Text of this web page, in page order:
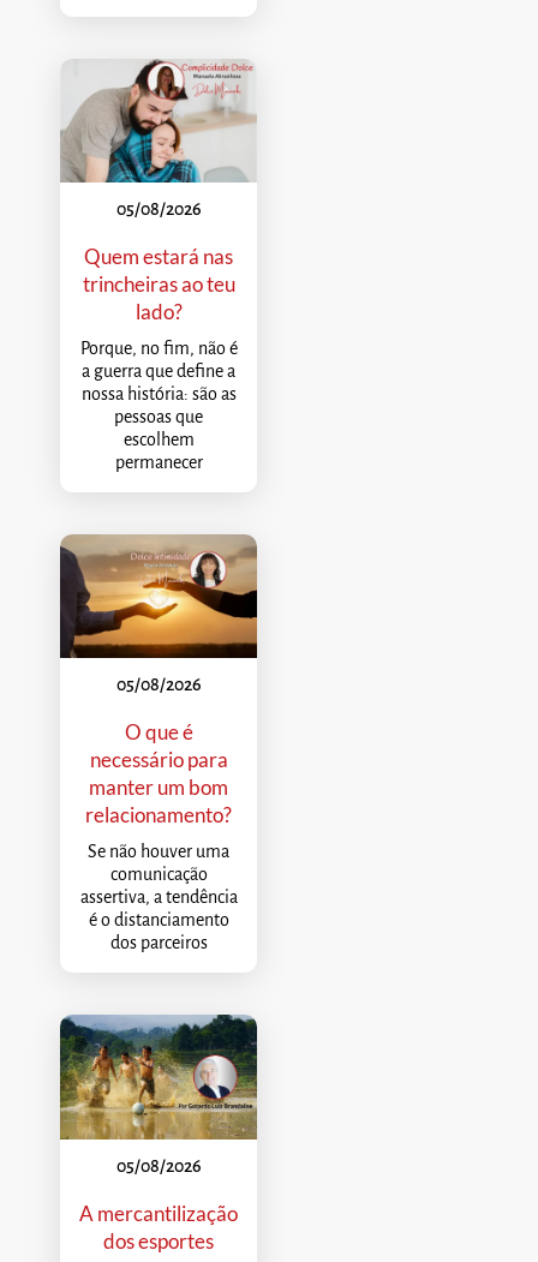
05/08/2026
Quem estará nas
trincheiras ao teu
lado?
Porque, no fim, não é
a guerra que define a
nossa história: são as
pessoas que
escolhem
permanecer
05/08/2026
O que é
necessário para
manter um bom
relacionamento?
Se não houver uma
comunicação
assertiva, a tendência
é o distanciamento
dos parceiros
05/08/2026
A mercantilização
dos esportes